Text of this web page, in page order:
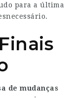
para a última
de mudanças